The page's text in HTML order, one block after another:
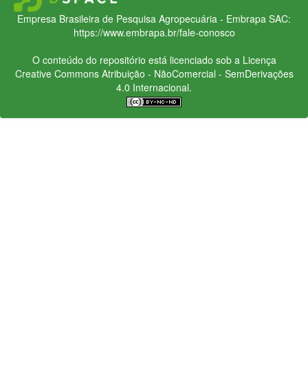
Empresa Brasileira de Pesquisa Agropecuária - Embrapa SAC:
https://www.embrapa.br/fale-conosco
O conteúdo do repositório está licenciado sob a Licença
Creative CommonsAtribuição - NãoComercial - SemDerivações
4.0 Internacional.